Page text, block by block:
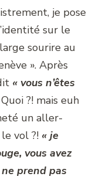
je pose
sur le
sourire au
». Après
« vous n’êtes
?! mais euh
un aller-
vol ?! « je
vous avez
prend pas